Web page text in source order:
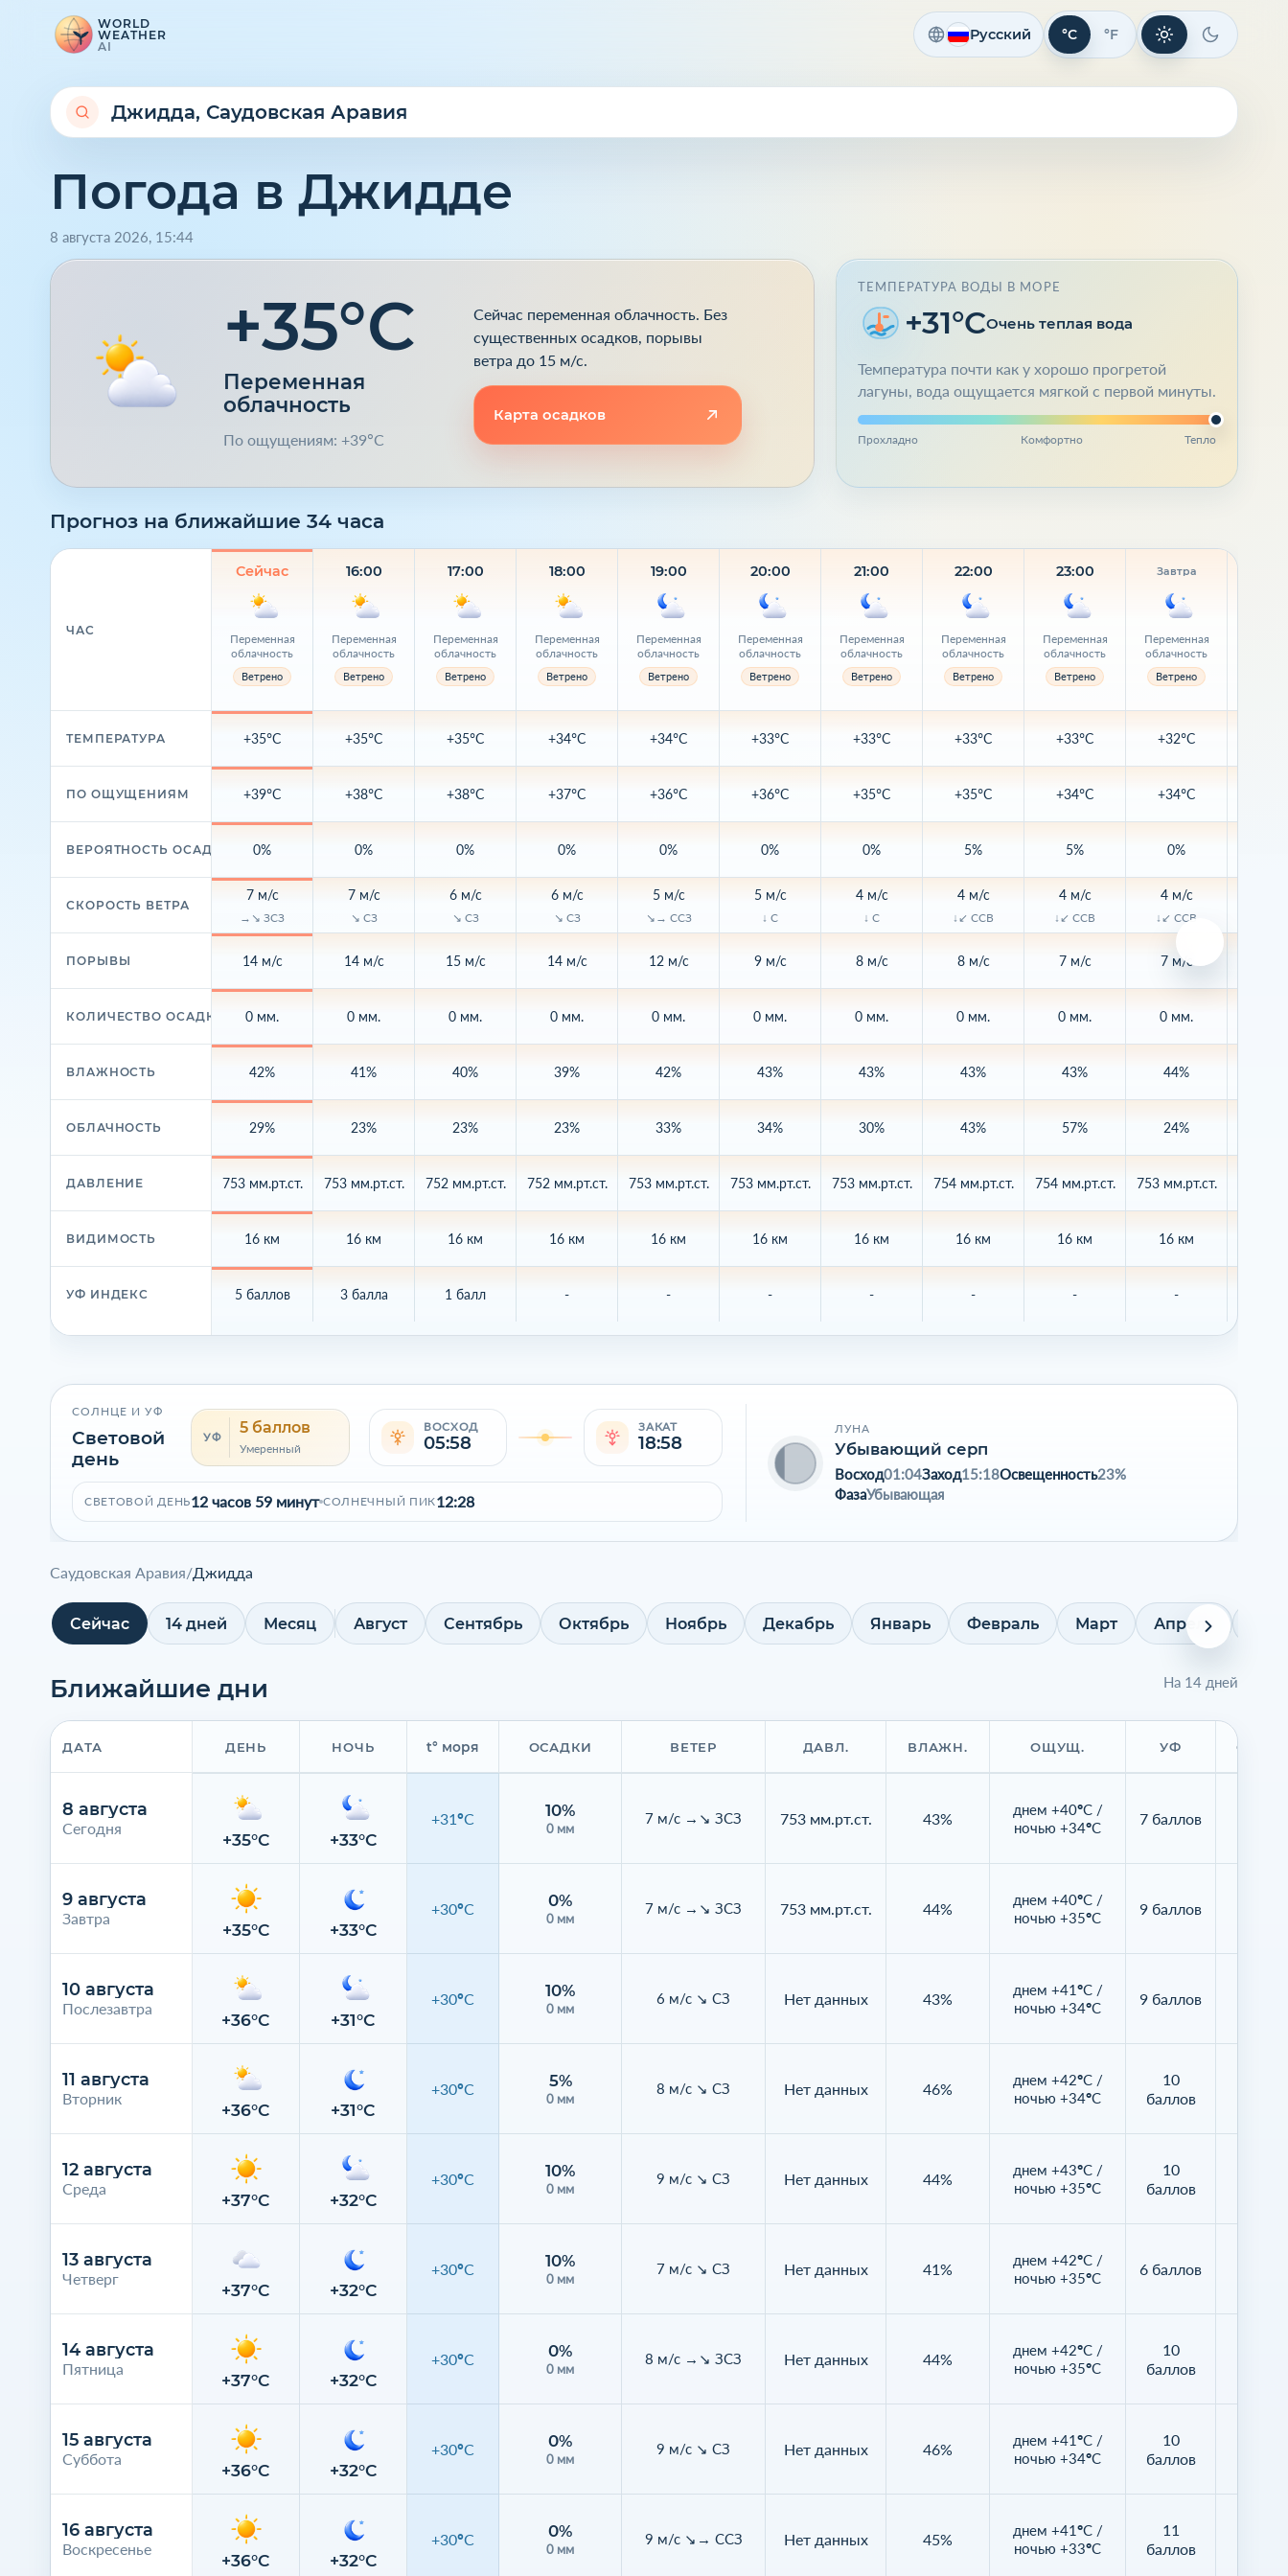
WORLD
WEATHER
AI
Русский °C °F Светлая тема
Темная
Погода в Джидде
8 августа 2026, 15:44
+35°C
Переменная
облачность
По ощущениям: +39°C
Сейчас переменная облачность. Без
существенных осадков, порывы
ветра до 15 м/с.
Карта осадков
ТЕМПЕРАТУРА ВОДЫ В МОРЕ
+31°CОчень теплая вода
Температура почти как у хорошо прогретой
лагуны, вода ощущается мягкой с первой минуты.
Прохладно Комфортно Тепло
Прогноз на ближайшие 34 часа
ЧАС
ТЕМПЕРАТУРА
ПО ОЩУЩЕНИЯМ
ВЕРОЯТНОСТЬ ОСАДКОВ
СКОРОСТЬ ВЕТРА
ПОРЫВЫ
КОЛИЧЕСТВО ОСАДКОВ
ВЛАЖНОСТЬ
ОБЛАЧНОСТЬ
ДАВЛЕНИЕ
ВИДИМОСТЬ
УФ ИНДЕКС
Сейчас
Переменная
облачность
Ветрено
+35°C
+39°C
0%
7 м/с
→↘ ЗСЗ
14 м/с
0 мм.
42%
29%
753 мм.рт.ст.
16 км
5 баллов
16:00
Переменная
облачность
Ветрено
+35°C
+38°C
0%
7 м/с
↘ СЗ
14 м/с
0 мм.
41%
23%
753 мм.рт.ст.
16 км
3 балла
17:00
Переменная
облачность
Ветрено
+35°C
+38°C
0%
6 м/с
↘ СЗ
15 м/с
0 мм.
40%
23%
752 мм.рт.ст.
16 км
1 балл
18:00
Переменная
облачность
Ветрено
+34°C
+37°C
0%
6 м/с
↘ СЗ
14 м/с
0 мм.
39%
23%
752 мм.рт.ст.
16 км
-
19:00
Переменная
облачность
Ветрено
+34°C
+36°C
0%
5 м/с
↘→ ССЗ
12 м/с
0 мм.
42%
33%
753 мм.рт.ст.
16 км
-
20:00
Переменная
облачность
Ветрено
+33°C
+36°C
0%
5 м/с
↓ С
9 м/с
0 мм.
43%
34%
753 мм.рт.ст.
16 км
-
21:00
Переменная
облачность
Ветрено
+33°C
+35°C
0%
4 м/с
↓ С
8 м/с
0 мм.
43%
30%
753 мм.рт.ст.
16 км
-
22:00
Переменная
облачность
Ветрено
+33°C
+35°C
5%
4 м/с
↓↙ ССВ
8 м/с
0 мм.
43%
43%
754 мм.рт.ст.
16 км
-
23:00
Переменная
облачность
Ветрено
+33°C
+34°C
5%
4 м/с
↓↙ ССВ
7 м/с
0 мм.
43%
57%
754 мм.рт.ст.
16 км
-
Завтра
Переменная
облачность
Ветрено
+32°C
+34°C
0%
4 м/с
↓↙ ССВ
7 м/с
0 мм.
44%
24%
753 мм.рт.ст.
16 км
-
СОЛНЦЕ И УФ
Световой
день
УФ
5 баллов
Умеренный
ВОСХОД
05:58
ЗАКАТ
18:58
СВЕТОВОЙ ДЕНЬ12 часов 59 минут СОЛНЕЧНЫЙ ПИК12:28
ЛУНА
Убывающий серп
Восход01:04Заход15:18Освещенность23%
ФазаУбывающая
Саудовская Аравия/Джидда
Сейчас 14 дней Месяц Август Сентябрь Октябрь Ноябрь Декабрь Январь Февраль Март Апрель
Ближайшие дни На 14 дней
ДАТА
8 августа
Сегодня
9 августа
Завтра
10 августа
Послезавтра
11 августа
Вторник
12 августа
Среда
13 августа
Четверг
14 августа
Пятница
15 августа
Суббота
16 августа
Воскресенье
ДЕНЬ НОЧЬ t° моря ОСАДКИ ВЕТЕР ДАВЛ. ВЛАЖН. ОЩУЩ. УФ
+35°C +33°C
+31°C 10%
0 мм
7 м/с →↘ ЗСЗ 753 мм.рт.ст. 43%
днем +40°C /
ночью +34°C
7 баллов
+35°C +33°C
+30°C 0%
0 мм
7 м/с →↘ ЗСЗ 753 мм.рт.ст. 44%
днем +40°C /
ночью +35°C
9 баллов
+36°C +31°C
+30°C 10%
0 мм
6 м/с ↘ СЗ Нет данных 43%
днем +41°C /
ночью +34°C
9 баллов
+36°C +31°C
+30°C 5%
0 мм
8 м/с ↘ СЗ Нет данных 46%
днем +42°C /
ночью +34°C
10
баллов
+37°C +32°C
+30°C 10%
0 мм
9 м/с ↘ СЗ Нет данных 44%
днем +43°C /
ночью +35°C
10
баллов
+37°C +32°C
+30°C 10%
0 мм
7 м/с ↘ СЗ Нет данных 41%
днем +42°C /
ночью +35°C
6 баллов
+37°C +32°C
+30°C 0%
0 мм
8 м/с →↘ ЗСЗ Нет данных 44%
днем +42°C /
ночью +35°C
10
баллов
+36°C +32°C
+30°C 0%
0 мм
9 м/с ↘ СЗ Нет данных 46%
днем +41°C /
ночью +34°C
10
баллов
+36°C +32°C
+30°C 0%
0 мм
9 м/с ↘→ ССЗ Нет данных 45%
днем +41°C /
ночью +33°C
11
баллов